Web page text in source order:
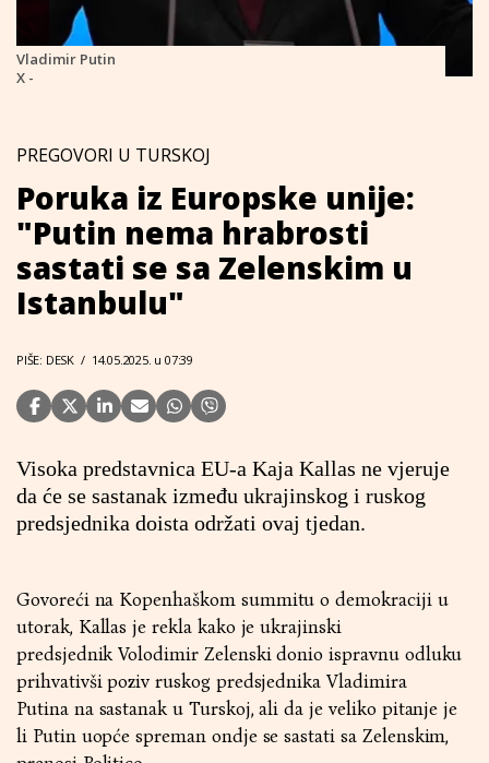
Vladimir Putin
X -
PREGOVORI U TURSKOJ
Poruka iz Europske unije:
"Putin nema hrabrosti
sastati se sa Zelenskim u
Istanbulu"
PIŠE: DESK / 14.05.2025. u 07:39
Visoka predstavnica EU-a Kaja Kallas ne vjeruje
da će se sastanak između ukrajinskog i ruskog
predsjednika doista održati ovaj tjedan.
Govoreći na Kopenhaškom summitu o demokraciji u
utorak, Kallas je rekla kako je ukrajinski
predsjednik Volodimir Zelenski donio ispravnu odluku
prihvativši poziv ruskog predsjednika Vladimira
Putina na sastanak u Turskoj, ali da je veliko pitanje je
li Putin uopće spreman ondje se sastati sa Zelenskim,